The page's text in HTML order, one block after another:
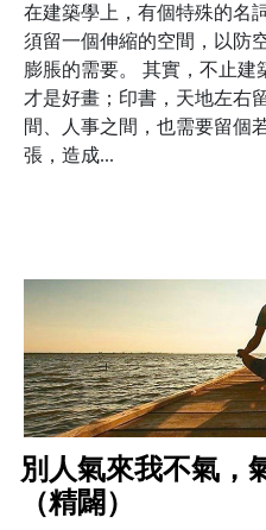
在建築學上，有個特殊的名
須留一個伸縮的空間，以防
膨脹的需要。 其實，不止建
才是好畫；印書，天地左右
間、人事之間，也需要留個
張，造成...
別人氣來我不氣，
（精闢）